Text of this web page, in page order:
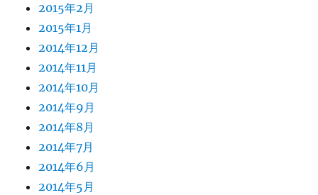
2015年2月
2015年1月
2014年12月
2014年11月
2014年10月
2014年9月
2014年8月
2014年7月
2014年6月
2014年5月